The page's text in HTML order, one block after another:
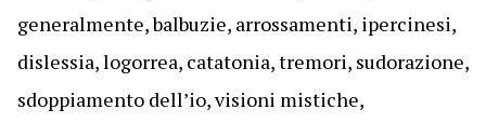
generalmente, balbuzie, arrossamenti, ipercinesi,
dislessia, logorrea, catatonia, tremori, sudorazione,
sdoppiamento dell’io, visioni mistiche,